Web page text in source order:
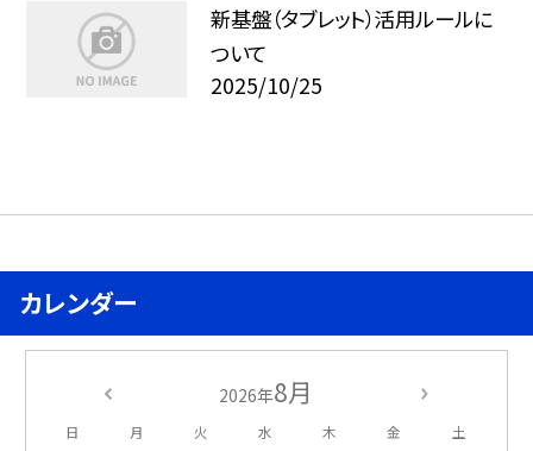
新基盤（タブレット）活用ルールに
ついて
2025/10/25
カレンダー
2026年8月
日 月 火 水 木 金 土